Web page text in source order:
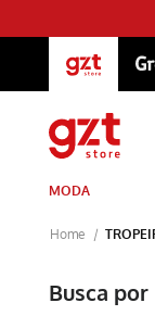
MODA